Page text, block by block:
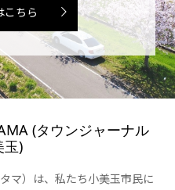
こちら
(タウンジャーナル
玉)
マ）は、私たち小美玉市民に